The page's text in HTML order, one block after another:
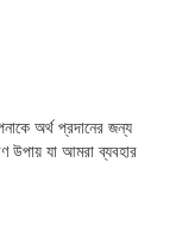
অর্থ প্রদানের জন্য
উপায় যা আমরা ব্যবহার